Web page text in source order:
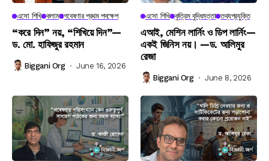
এসো শিখি কলাম গবেষণার প্রথম পদক্ষেপ
“করে দিন” নয়, “শিখিয়ে দিন”—
ড. মো. হাফিজুর রহমান
Biggani Org June 16, 2026
এসো শিখি কৃত্রিম বুদ্ধিমত্তা তথ্যপ্রযুক্তি
এআই, মেশিন লার্নিং ও ডিপ লার্নিং—
একই জিনিস নয়। —ড. আলিমুর
রেজা
Biggani Org June 8, 2026